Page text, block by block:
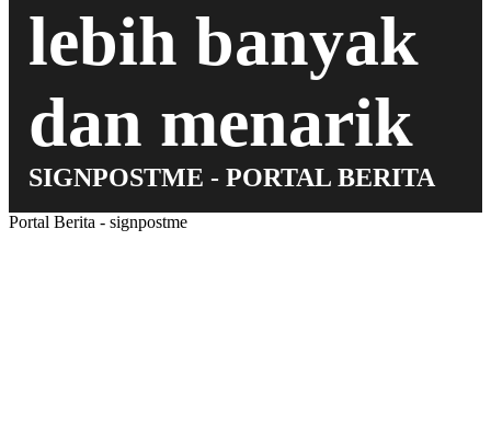
lebih banyak
dan menarik
SIGNPOSTME - PORTAL BERITA
Portal Berita - signpostme